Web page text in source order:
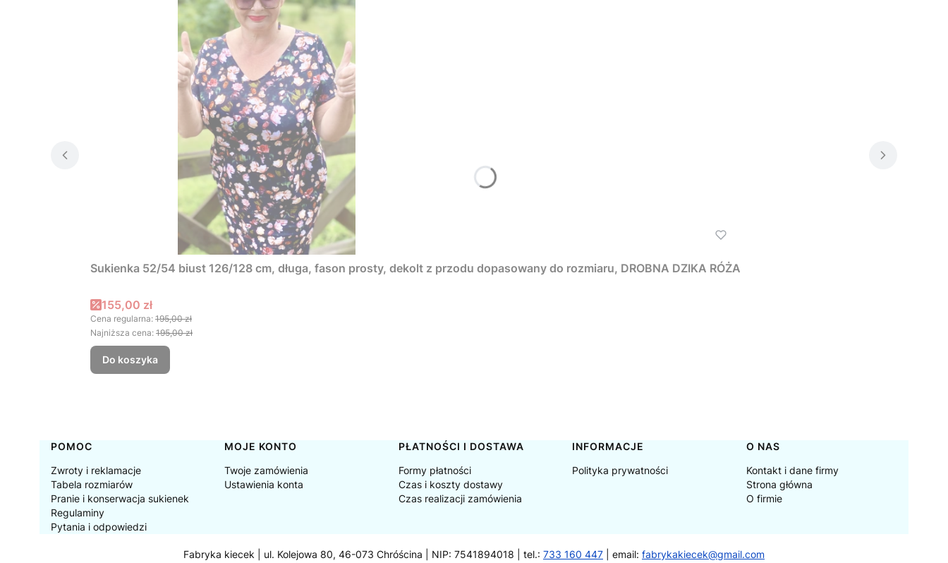
Sukienka 52/54 biust 126/128 cm, długa, fason prosty, dekolt z przodu dopasowany do rozmiaru, DROBNA DZIKA RÓŻA
Cena promocyjna
155,00 zł
Cena regularna: 195,00 zł
Najniższa cena: 195,00 zł
Do koszyka
Linki w stopce
POMOC
Zwroty i reklamacje
Tabela rozmiarów
Pranie i konserwacja sukienek
Regulaminy
Pytania i odpowiedzi
MOJE KONTO
Twoje zamówienia
Ustawienia konta
PŁATNOŚCI I DOSTAWA
Formy płatności
Czas i koszty dostawy
Czas realizacji zamówienia
INFORMACJE
Polityka prywatności
O NAS
Kontakt i dane firmy
Strona główna
O firmie
Fabryka kiecek | ul. Kolejowa 80, 46-073 Chróścina | NIP: 7541894018 | tel.: 733 160 447 | email: fabrykakiecek@gmail.com